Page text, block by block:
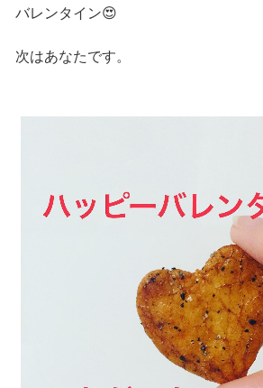
バレンタイン😍
次はあなたです。